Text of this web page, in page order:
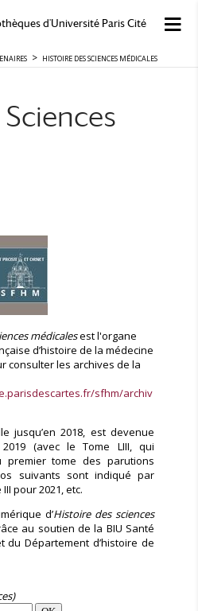
d'Université Paris Cité
HISTOIRE DES SCIENCES MÉDICALES
médicalesest l'organe
d’histoire de la médecine
consulter les archives de la
sfhm/archiv
jusqu’en 2018, est devenue
(avec le Tome LIII, qui
tome des parutions
suivants sont indiqué par
pour 2021, etc.
d’Histoire des sciences
au soutien de la BIU Santé
du Département d’histoire de